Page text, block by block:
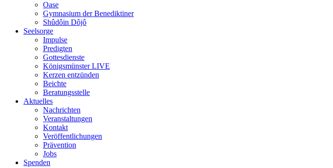
Oase
Gymnasium der Benediktiner
Shûdôin Dôjô
Seelsorge
Impulse
Predigten
Gottesdienste
Königsmünster LIVE
Kerzen entzünden
Beichte
Beratungsstelle
Aktuelles
Nachrichten
Veranstaltungen
Kontakt
Veröffentlichungen
Prävention
Jobs
Spenden